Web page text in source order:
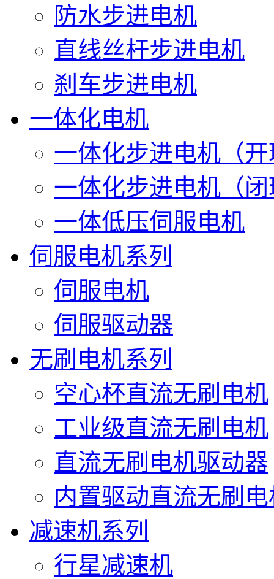
防水步进电机
直线丝杆步进电机
刹车步进电机
一体化电机
一体化步进电机（
一体化步进电机（
一体低压伺服电机
伺服电机系列
伺服电机
伺服驱动器
无刷电机系列
空心杯直流无刷电机
工业级直流无刷电机
直流无刷电机驱动器
内置驱动直流无刷电
减速机系列
行星减速机